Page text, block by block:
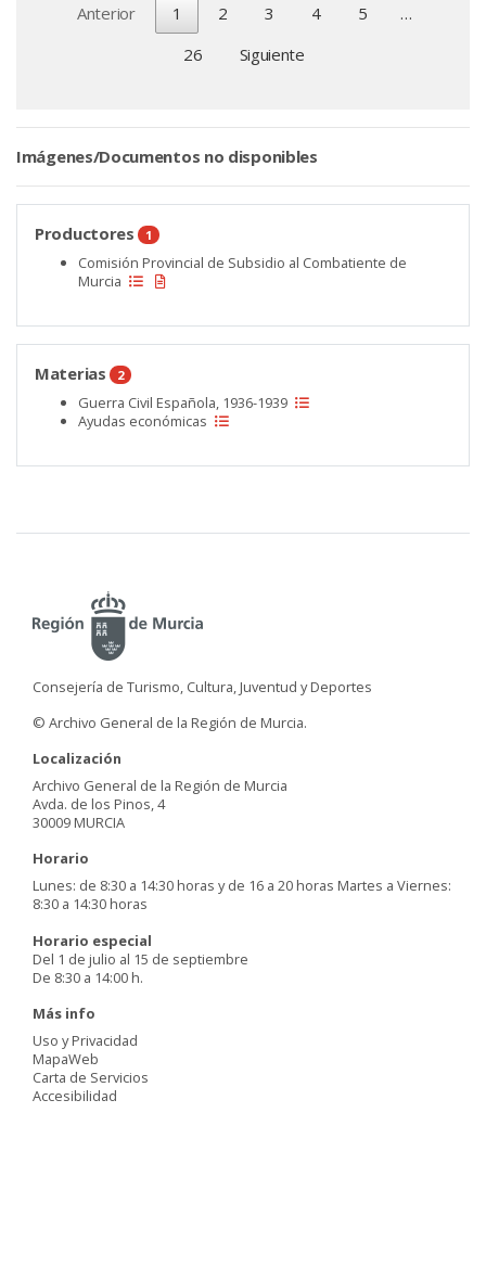
Anterior 1 2 3 4 5
…
26
Siguiente
Imágenes/Documentos no disponibles
Productores 1
Comisión Provincial de Subsidio al Combatiente de
Murcia
Materias 2
Guerra Civil Española, 1936-1939
Ayudas económicas
Consejería de Turismo, Cultura, Juventud y Deportes
© Archivo General de la Región de Murcia.
Localización
Archivo General de la Región de Murcia
Avda. de los Pinos, 4
30009 MURCIA
Horario
Lunes: de 8:30 a 14:30 horas y de 16 a 20 horas Martes a Viernes:
8:30 a 14:30 horas
Horario especial
Del 1 de julio al 15 de septiembre
De 8:30 a 14:00 h.
Más info
Uso y Privacidad
MapaWeb
Carta de Servicios
Accesibilidad